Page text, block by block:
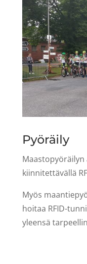
Pyöräily
kiinnitettävällä
Myös
hoitaa RFID-
yleensä